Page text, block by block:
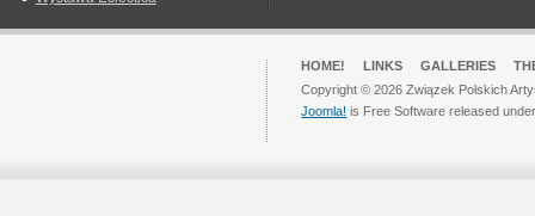
HOME! LINKS GALLERIES
Copyright © 2026 Związek Polskich
Joomla! is Free Software released